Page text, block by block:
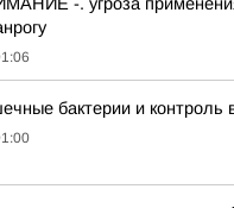
бактерии и контроль